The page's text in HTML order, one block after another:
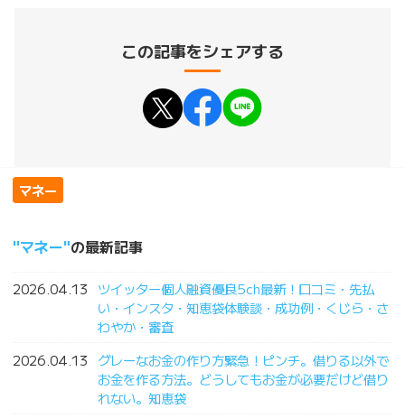
この記事をシェアする
マネー
マネー の最新記事
2026.04.13
ツイッター個人融資優良5ch最新！口コミ・先払
い・インスタ・知恵袋体験談・成功例・くじら・さ
わやか・審査
2026.04.13
グレーなお金の作り方緊急！ピンチ。借りる以外で
お金を作る方法。どうしてもお金が必要だけど借り
れない。知恵袋